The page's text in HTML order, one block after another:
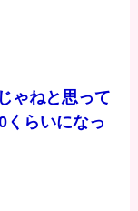
ゃねと思って
くらいになっ